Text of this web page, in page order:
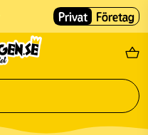
Fri
Privat Företag